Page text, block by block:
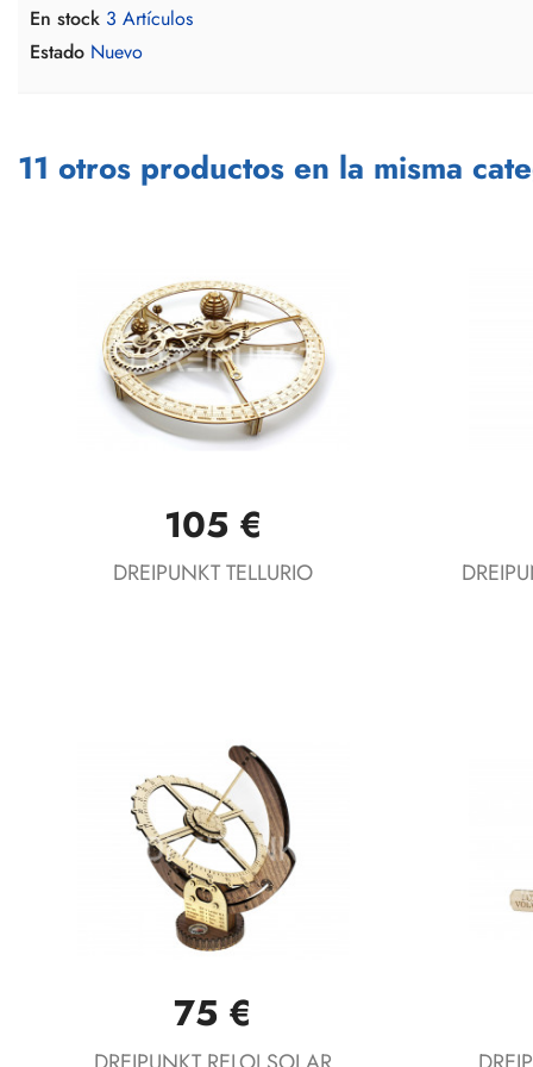
En stock 3 Artículos
Estado Nuevo
11 otros productos en la misma
Vista rápida
105 €
DREIPUNKT TELLURIO
Vista rápida
75 €